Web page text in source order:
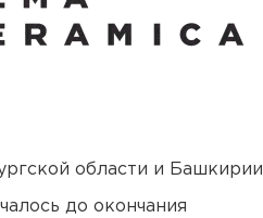
области и Башкирии
до окончания